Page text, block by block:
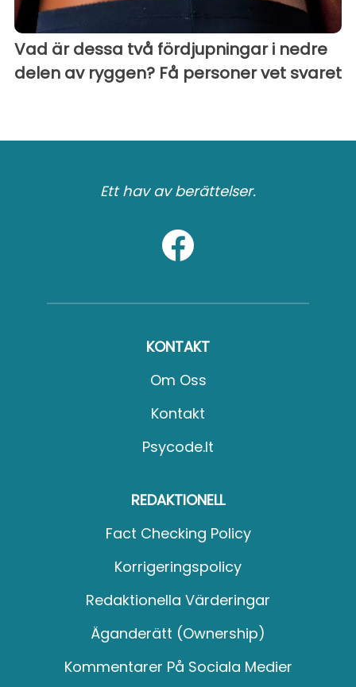
Vad är dessa två fördjupningar i nedre
delen av ryggen? Få personer vet svaret
Ett hav av berättelser.
KONTAKT
Om Oss
Kontakt
Psycode.it
REDAKTIONELL
Fact Checking Policy
Korrigeringspolicy
Redaktionella Värderingar
Äganderätt (Ownership)
Kommentarer På Sociala Medier